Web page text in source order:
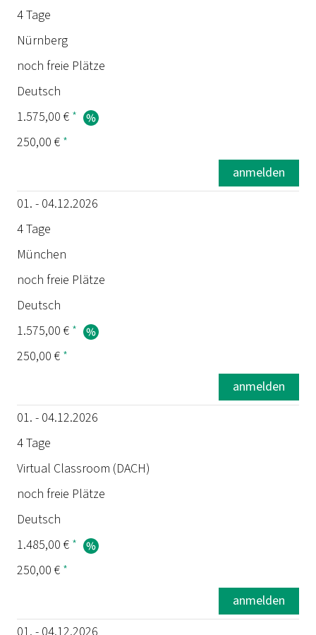
4 Tage
Nürnberg
noch freie Plätze
Deutsch
1.575,00 € *
250,00 € *
anmelden
01. - 04.12.2026
4 Tage
München
noch freie Plätze
Deutsch
1.575,00 € *
250,00 € *
anmelden
01. - 04.12.2026
4 Tage
Virtual Classroom (DACH)
noch freie Plätze
Deutsch
1.485,00 € *
250,00 € *
anmelden